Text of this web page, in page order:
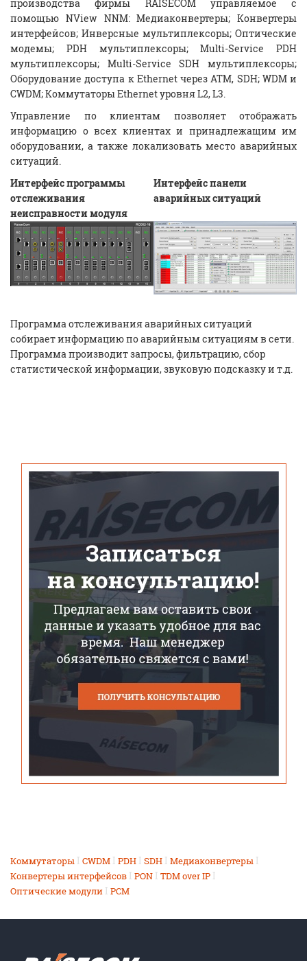
производства фирмы RAISECOM управляемое с
помощью NView NNM: Медиаконвертеры; Конвертеры
интерфейсов; Инверсные мультиплексоры; Оптические
модемы; PDH мультиплексоры; Multi-Service PDH
мультиплексоры; Multi-Service SDH мультиплексоры;
Оборудование доступа к Ethernet через ATM, SDH; WDM и
CWDM; Коммутаторы Ethernet уровня L2, L3.
Управление по клиентам позволяет отображать
информацию о всех клиентах и принадлежащим им
оборудовании, а также локализовать место аварийных
ситуаций.
Интерфейс программы
отслеживания
неисправности модуля
Интерфейс панели
аварийных ситуаций
Программа отслеживания аварийных ситуаций
собирает информацию по аварийным ситуациям в сети.
Программа производит запросы, фильтрацию, сбор
статистической информации, звуковую подсказку и т.д.
Коммутаторы I CWDM I PDH I SDH I Медиаконвертеры I
Конвертеры интерфейсов I PON I TDM over IP I
Оптические модули I PCM